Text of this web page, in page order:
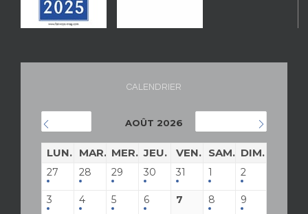
CALENDRIER
AOÛT 2026
LUN. MAR. MER. JEU. VEN. SAM. DIM.
27 28 29 30 31 1 2
3 4 5 6 7 8 9